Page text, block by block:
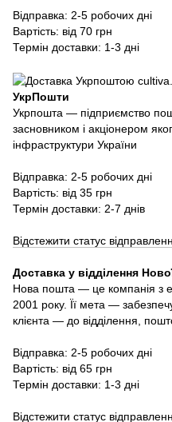
Відправка: 2-5 робочих дні
Вартість: від 70 грн
Термін доставки: 1-3 дні
УкрПошти
Укрпошта — підприємство
засновником і акціонером
інфраструктури України
Відправка: 2-5 робочих дні
Вартість: від 35 грн
Термін доставки: 2-7 днів
Відстежити статус
Доставка у відділення
Нова пошта — це компанія з
2001 року. Її мета —
клієнта — до відділення,
Відправка: 2-5 робочих дні
Вартість: від 65 грн
Термін доставки: 1-3 дні
Відстежити статус